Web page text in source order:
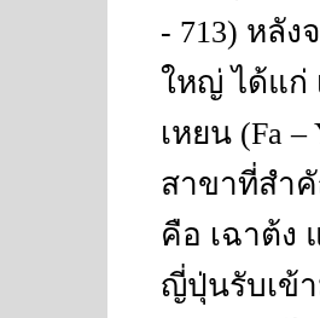
- 713) หลัง
ใหญ่ ได้แก่
เหยน (Fa –
สาขาที่สำ
คือ เฉาต้ง
ญี่ปุ่นรับเข้